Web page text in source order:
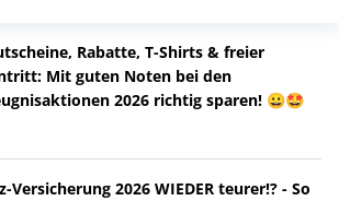
Rabatte, T-Shirts & freier
Mit guten Noten bei den
2026 richtig sparen! 😀🤩
Versicherung 2026 WIEDER teurer!? - So